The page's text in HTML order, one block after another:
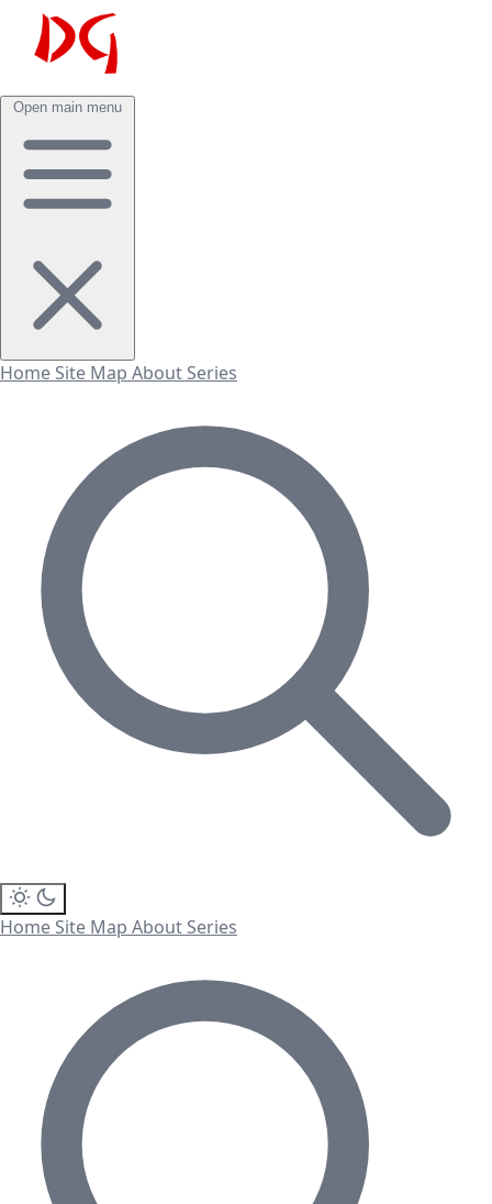
Open main menu
Home Site Map About Series
Home Site Map About Series